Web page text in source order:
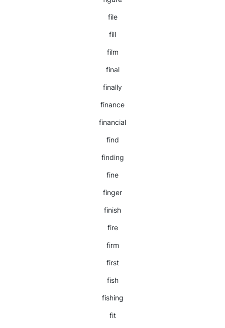
file
fill
film
final
finally
finance
financial
find
finding
fine
finger
finish
fire
firm
first
fish
fishing
fit